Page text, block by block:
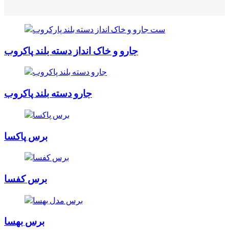
جارو و خاک انداز دسته بلند پاکروب
جارو دسته بلند پاکروب
برس پاکسا
برس کفسا
برس بهسا